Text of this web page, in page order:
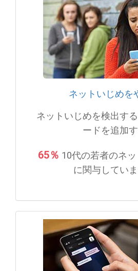
ネットいじめを
ネットいじめを検出す
ードを追加
65％ 10代の若者のネ
に関与していま